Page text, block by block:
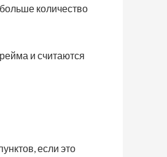
количество
и считаются
если это